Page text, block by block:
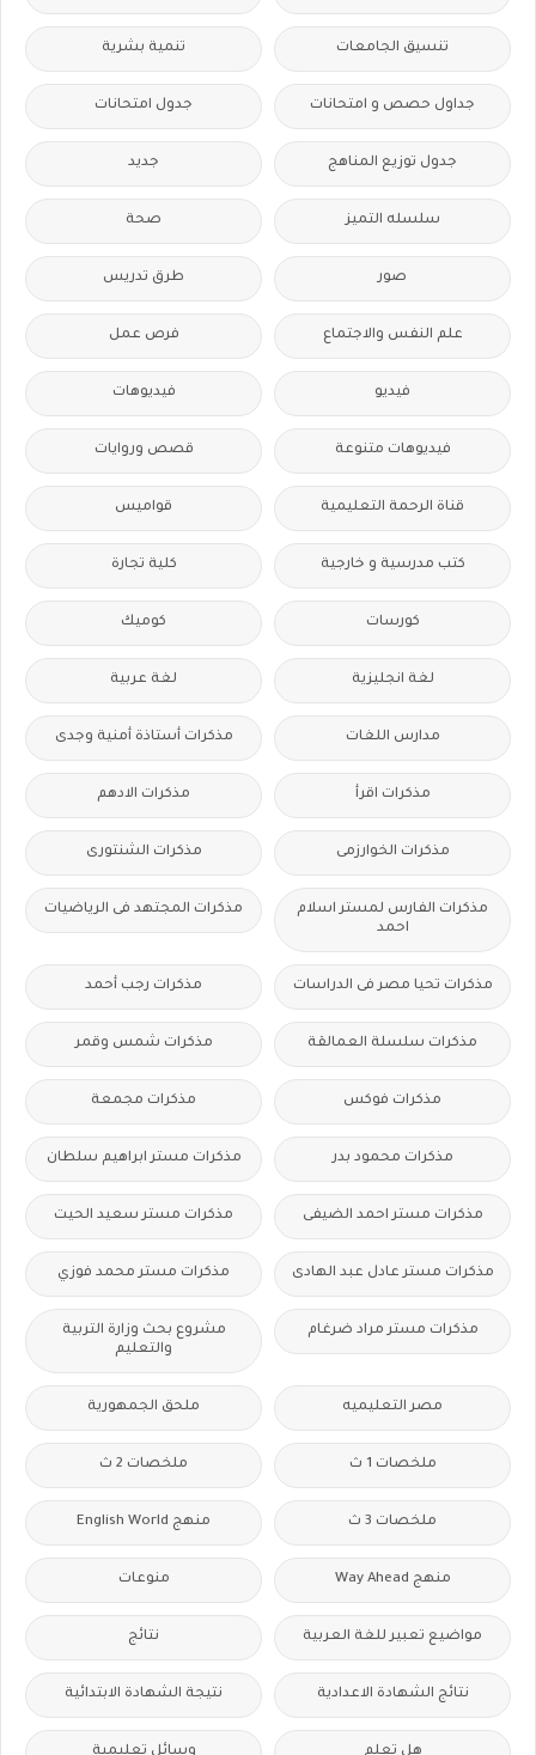
تنسيق الجامعات تنمية بشرية
جداول حصص و امتحانات جدول امتحانات
جدول توزيع المناهج جديد
سلسله التميز صحة
صور طرق تدريس
علم النفس والاجتماع فرص عمل
فيديو فيديوهات
فيديوهات متنوعة قصص وروايات
قناة الرحمة التعليمية قواميس
كتب مدرسية و خارجية كلية تجارة
كورسات كوميك
لغة انجليزية لغة عربية
مدارس اللغات مذكرات أستاذة أمنية وجدى
مذكرات اقرأ مذكرات الادهم
مذكرات الخوارزمى مذكرات الشنتورى
مذكرات الفارس لمستر اسلام
احمد
مذكرات المجتهد فى الرياضيات
مذكرات تحيا مصر فى الدراسات مذكرات رجب أحمد
مذكرات سلسلة العمالقة مذكرات شمس وقمر
مذكرات فوكس مذكرات مجمعة
مذكرات محمود بدر مذكرات مستر ابراهيم سلطان
مذكرات مستر احمد الضيفى مذكرات مستر سعيد الحيت
مذكرات مستر عادل عبد الهادى مذكرات مستر محمد فوزي
مذكرات مستر مراد ضرغام
مشروع بحث وزارة التربية
والتعليم
مصر التعليميه ملحق الجمهورية
ملخصات 1 ث ملخصات 2 ث
ملخصات 3 ث منهج English World
منهج Way Ahead منوعات
مواضيع تعبير للغة العربية نتائج
نتائج الشهادة الاعدادية نتيجة الشهادة الابتدائية
هل تعلم وسائل تعليمية